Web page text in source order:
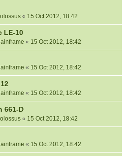
« 15 Oct 2012, 18:42
LE-10
« 15 Oct 2012, 18:42
« 15 Oct 2012, 18:42
« 15 Oct 2012, 18:42
661-D
« 15 Oct 2012, 18:42
« 15 Oct 2012, 18:42